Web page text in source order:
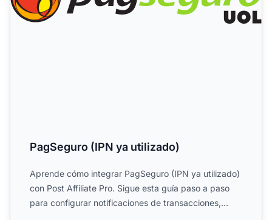
PagSeguro (IPN ya utilizado)
Aprende cómo integrar PagSeguro (IPN ya utilizado)
con Post Affiliate Pro. Sigue esta guía paso a paso
para configurar notificaciones de transacciones,